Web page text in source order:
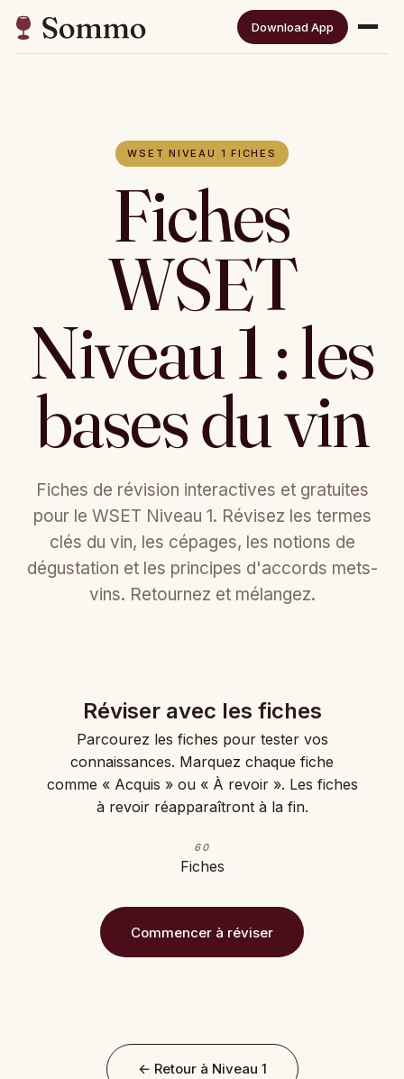
Download App
WSET NIVEAU 1 FICHES
Fiches
WSET
Niveau 1 : les
bases du vin
Fiches de révision interactives et gratuites
pour le WSET Niveau 1. Révisez les termes
clés du vin, les cépages, les notions de
dégustation et les principes d'accords mets-
vins. Retournez et mélangez.
Réviser avec les fiches
Parcourez les fiches pour tester vos
connaissances. Marquez chaque fiche
comme « Acquis » ou « À revoir ». Les fiches
à revoir réapparaîtront à la fin.
60
Fiches
Commencer à réviser
← Retour à Niveau 1